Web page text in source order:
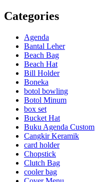
Categories
Agenda
Bantal Leher
Beach Bag
Beach Hat
Bill Holder
Boneka
botol bowling
Botol Minum
box set
Bucket Hat
Buku Agenda Custom
Cangkir Keramik
card holder
Chopstick
Clutch Bag
cooler bag